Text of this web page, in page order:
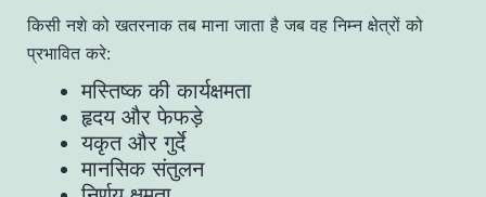
किसी नशे को खतरनाक तब माना जाता है जब वह निम्न क्षेत्रों को
प्रभावित करे:
मस्तिष्क की कार्यक्षमता
हृदय और फेफड़े
यकृत और गुर्दे
मानसिक संतुलन